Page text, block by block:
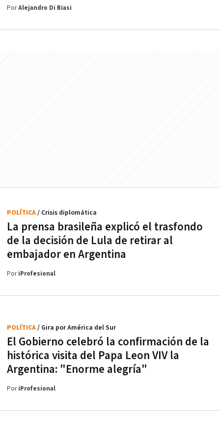
PorAlejandro Di Biasi
La prensa brasileña explicó el trasfondo
de la decisión de Lula de retirar al
embajador en Argentina
POLÍTICA/ Crisis diplomática
PoriProfesional
El Gobierno celebró la confirmación de la
histórica visita del Papa Leon VIV la
Argentina: "Enorme alegría"
POLÍTICA/ Gira por América del Sur
PoriProfesional